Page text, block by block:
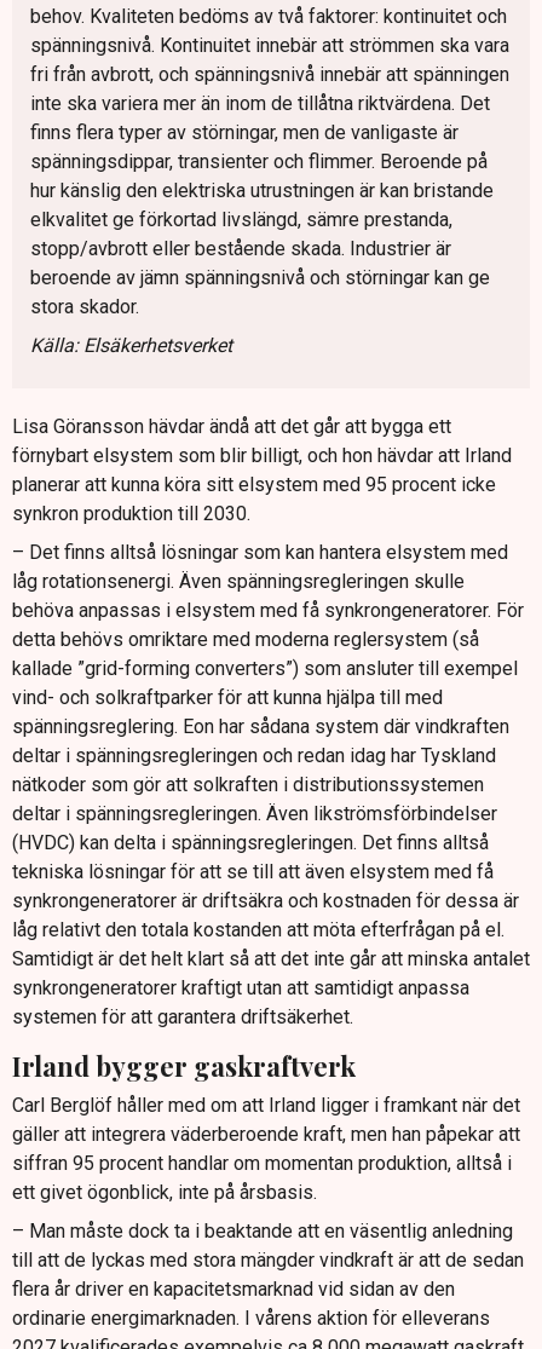
behov. Kvaliteten bedöms av två faktorer: kontinuitet och
spänningsnivå. Kontinuitet innebär att strömmen ska vara
fri från avbrott, och spänningsnivå innebär att spänningen
inte ska variera mer än inom de tillåtna riktvärdena. Det
finns flera typer av störningar, men de vanligaste är
spänningsdippar, transienter och flimmer. Beroende på
hur känslig den elektriska utrustningen är kan bristande
elkvalitet ge förkortad livslängd, sämre prestanda,
stopp/avbrott eller bestående skada. Industrier är
beroende av jämn spänningsnivå och störningar kan ge
stora skador.
Källa: Elsäkerhetsverket
Lisa Göransson hävdar ändå att det går att bygga ett
förnybart elsystem som blir billigt, och hon hävdar att Irland
planerar att kunna köra sitt elsystem med 95 procent icke
synkron produktion till 2030.
– Det finns alltså lösningar som kan hantera elsystem med
låg rotationsenergi. Även spänningsregleringen skulle
behöva anpassas i elsystem med få synkrongeneratorer. För
detta behövs omriktare med moderna reglersystem (så
kallade ”grid-forming converters”) som ansluter till exempel
vind- och solkraftparker för att kunna hjälpa till med
spänningsreglering. Eon har sådana system där vindkraften
deltar i spänningsregleringen och redan idag har Tyskland
nätkoder som gör att solkraften i distributionssystemen
deltar i spänningsregleringen. Även likströmsförbindelser
(HVDC) kan delta i spänningsregleringen. Det finns alltså
tekniska lösningar för att se till att även elsystem med få
synkrongeneratorer är driftsäkra och kostnaden för dessa är
låg relativt den totala kostanden att möta efterfrågan på el.
Samtidigt är det helt klart så att det inte går att minska antalet
synkrongeneratorer kraftigt utan att samtidigt anpassa
systemen för att garantera driftsäkerhet.
Irland bygger gaskraftverk
Carl Berglöf håller med om att Irland ligger i framkant när det
gäller att integrera väderberoende kraft, men han påpekar att
siffran 95 procent handlar om momentan produktion, alltså i
ett givet ögonblick, inte på årsbasis.
– Man måste dock ta i beaktande att en väsentlig anledning
till att de lyckas med stora mängder vindkraft är att de sedan
flera år driver en kapacitetsmarknad vid sidan av den
ordinarie energimarknaden. I vårens aktion för elleverans